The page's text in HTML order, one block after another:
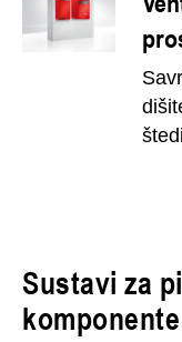
Sustavi za
komponente